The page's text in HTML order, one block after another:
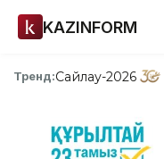
KAZINFORM
Тренд:Сайлау-2026